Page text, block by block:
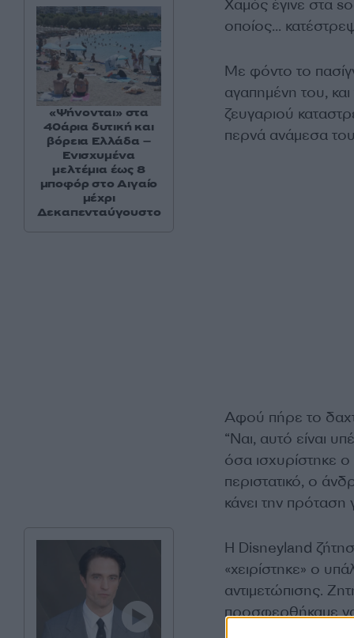
Χαμός έγινε στα
οποίος…
Με φόντο το
αγαπημένη του,
ζευγαριού
περνά ανάμεσα
Αφού πήρε το
“Ναι, αυτό είναι
όσα ισχυρίστηκε
περιστατικό, ο
κάνει την
Η Disneyland
«χειρίστηκε» ο
αντιμετώπισης.
προσφερθήκαμε
«Ψήνονται» στα
40άρια δυτική και
βόρεια Ελλάδα –
Ενισχυμένα
μελτέμια έως 8
μποφόρ στο Αιγαίο
μέχρι
Δεκαπενταύγουστο